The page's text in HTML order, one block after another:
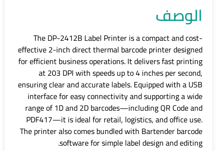
الوصف
The DP-2412B Label Printer is a compact and cost-
effective 2-inch direct thermal barcode printer designed
for efficient business operations. It delivers fast printing
at 203 DPI with speeds up to 4 inches per second,
ensuring clear and accurate labels. Equipped with a USB
interface for easy connectivity and supporting a wide
range of 1D and 2D barcodes—including QR Code and
PDF417—it is ideal for retail, logistics, and office use.
The printer also comes bundled with Bartender barcode
software for simple label design and editing.